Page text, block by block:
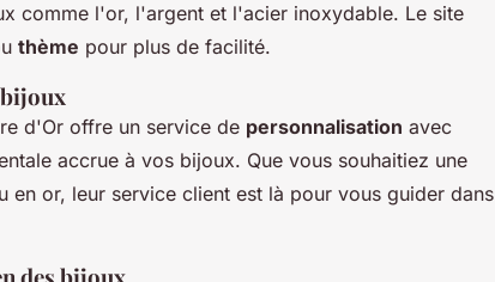
comme l'or, l'argent et l'acier inoxydable. Le site
thème pour plus de facilité.
d'Or offre un service de personnalisation avec
accrue à vos bijoux. Que vous souhaitiez une
en or, leur service client est là pour vous guider dans